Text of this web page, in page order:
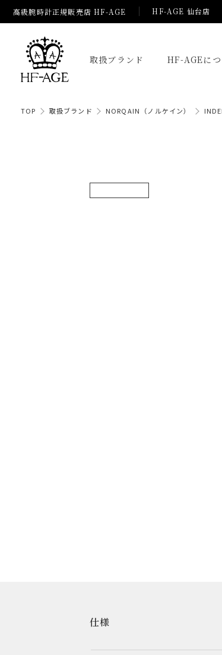
高級腕時計正規販売店 HF-AGE HF-AGE 仙台店
取扱ブランド HF-AGEに
TOP 取扱ブランド NORQAIN（ノルケイン）
仕様